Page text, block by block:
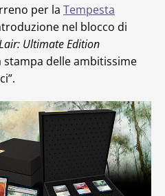
per la Tempesta
nel blocco di
Ultimate Edition
delle ambitissime